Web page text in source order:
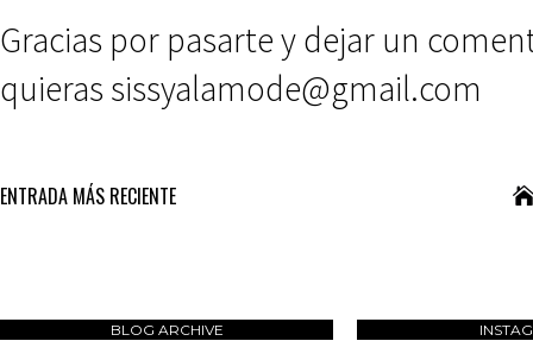
Gracias por pasarte y dejar un
quieras sissyalamode@gmail.com
ENTRADA MÁS RECIENTE
BLOG ARCHIVE